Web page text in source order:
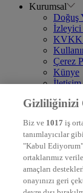
Kurumsal
Doğuş
İzleyici
KVKK
Çerez
Künye
İletişim
DYG
STAR
EURO
KRAL
DYG
NTV
KRAL
Gizliliğinizi
Biz ve 1017 iş
tanımlayıcılar
"Kabul
ortaklarımız
amaçları
onayınızı geri